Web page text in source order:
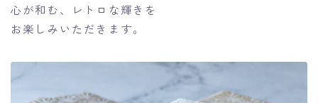
心が和む、レトロな輝きを
お楽しみいただきます。